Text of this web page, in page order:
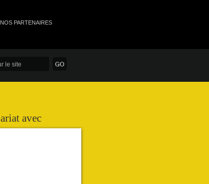
NOS PARTENAIRES
avec